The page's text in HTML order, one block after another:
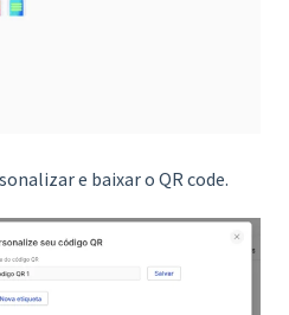
e baixar o QR code.